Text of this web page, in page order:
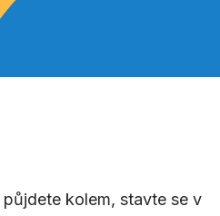
kolem, stavte se v